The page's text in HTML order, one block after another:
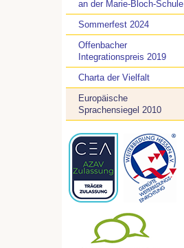
an der Marie-Bloch-Schule
Sommerfest 2024
Offenbacher
Integrationspreis 2019
Charta der Vielfalt
Europäische
Sprachensiegel 2010